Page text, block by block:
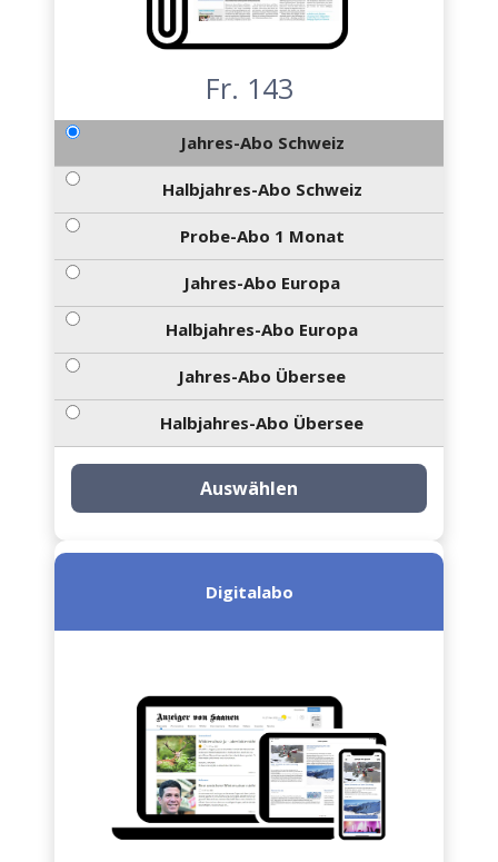
Fr. 143
Jahres-Abo Schweiz
Halbjahres-Abo Schweiz
Probe-Abo 1 Monat
Jahres-Abo Europa
Halbjahres-Abo Europa
Jahres-Abo Übersee
Halbjahres-Abo Übersee
Auswählen
Digitalabo